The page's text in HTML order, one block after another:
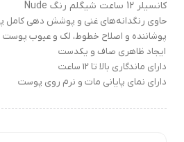
کانسیلر 12 ساعت شیگلم رنگ Nude
حاوی رنگدانه‌های غنی و پوشش دهی کامل
پوشاننده و اصلاح خطوط، لک و عیوب پوست
ایجاد ظاهری صاف و یکدست
دارای ماندگاری بالا تا 12 ساعت
دارای نمای پایانی مات و نرم روی پوست